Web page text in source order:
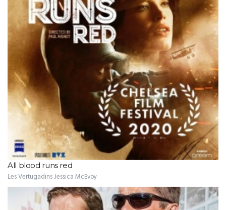
All blood runs red
Les Vertugadins Jessica McEvoy